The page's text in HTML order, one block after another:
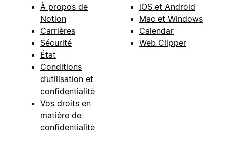
À propos de
Notion
Carrières
Sécurité
État
Conditions
d’utilisation et
confidentialité
Vos droits en
matière de
confidentialité
iOS et Android
Mac et Windows
Calendar
Web Clipper